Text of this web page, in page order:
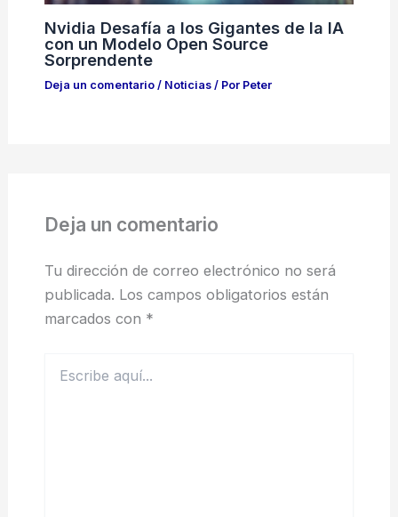
Nvidia Desafía a los Gigantes de la IA
con un Modelo Open Source
Sorprendente
Deja un comentario / Noticias/ Por Peter
Deja un comentario
Tu dirección de correo electrónico no será
publicada. Los campos obligatorios están
marcados con *
aquí...